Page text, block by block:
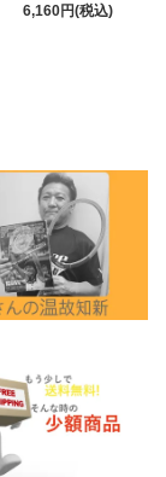
6,160円(税込)